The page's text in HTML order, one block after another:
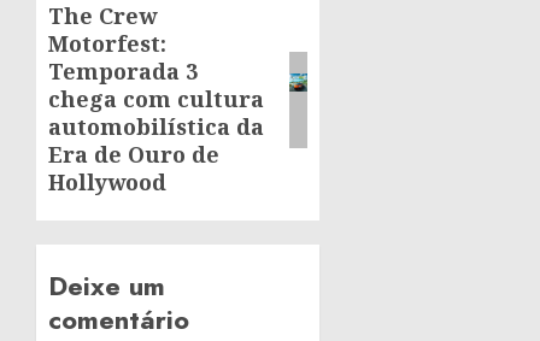
Next
post:
The Crew
Motorfest:
Temporada 3
chega com cultura
automobilística da
Era de Ouro de
Hollywood
Deixe um
comentário